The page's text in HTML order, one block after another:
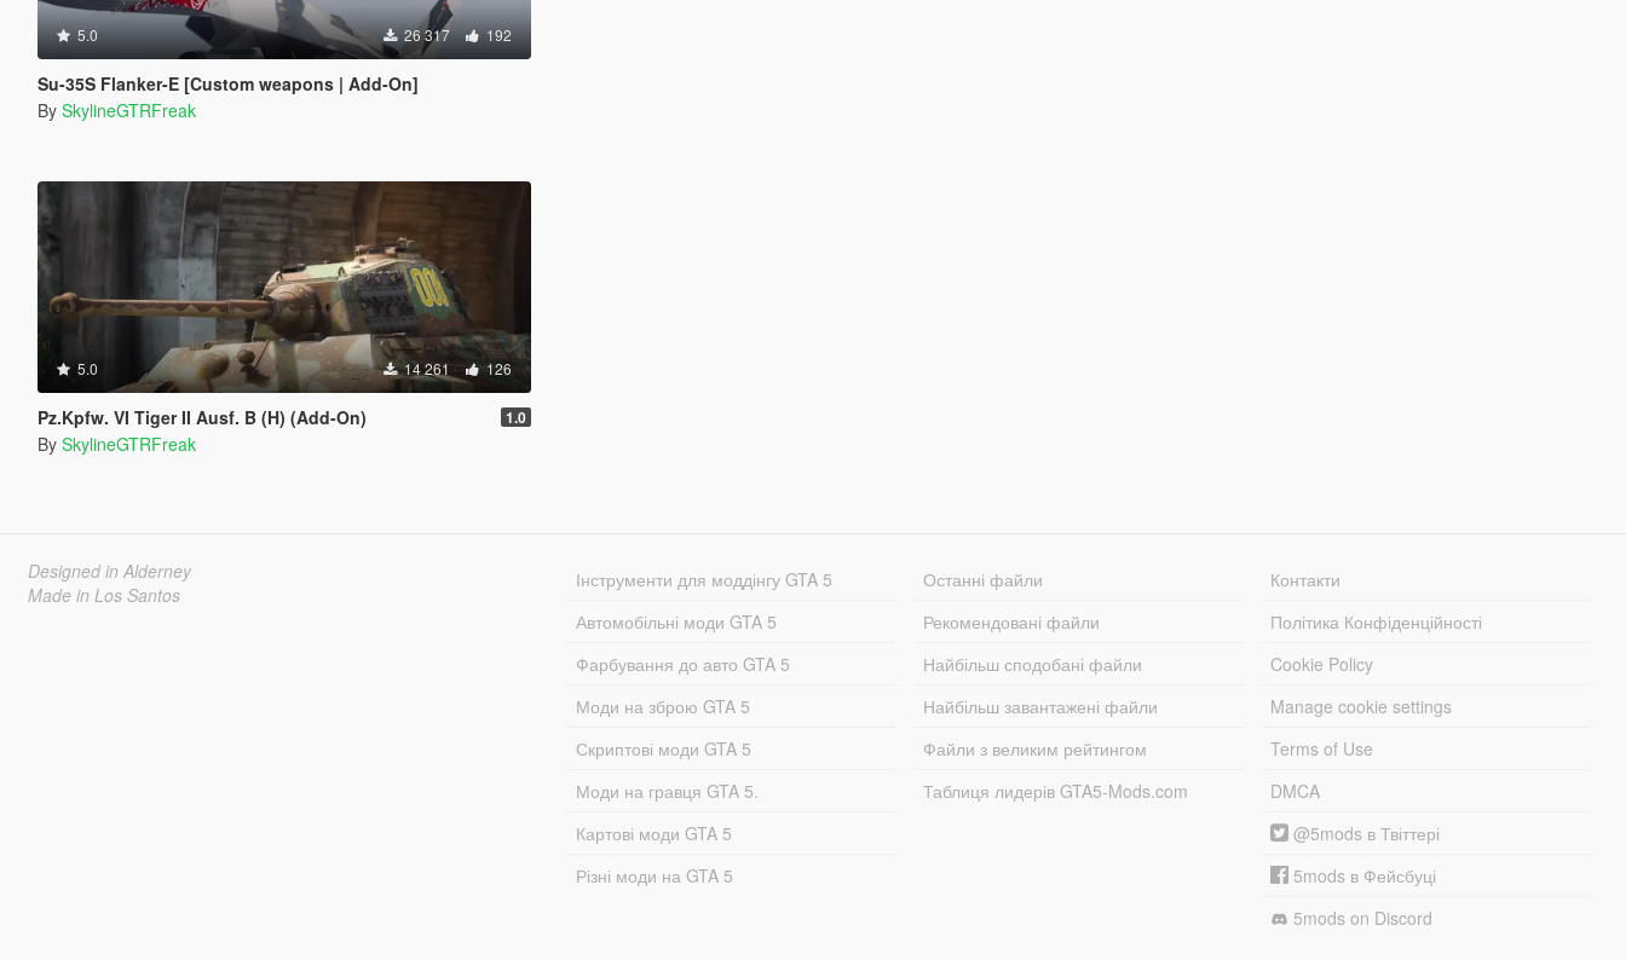
5.0 26 317 192
Su-35S Flanker-E [Custom weapons | Add-On]
By SkylineGTRFreak
5.0 14 261 126
Pz.Kpfw. VI Tiger II Ausf. B (H) (Add-On) 1.0
By SkylineGTRFreak
Designed in Alderney
Made in Los Santos
Інструменти для моддінгу GTA 5
Автомобільні моди GTA 5
Фарбування до авто GTA 5
Моди на зброю GTA 5
Скриптові моди GTA 5
Моди на гравця GTA 5.
Картові моди GTA 5
Різні моди на GTA 5
Останні файли
Рекомендовані файли
Найбільш сподобані файли
Найбільш завантажені файли
Файли з великим рейтингом
Таблиця лидерів GTA5-Mods.com
Контакти
Політика Конфіденційності
Cookie Policy
Manage cookie settings
Terms of Use
DMCA
@5mods в Твіттері
5mods в Фейсбуці
5mods on Discord